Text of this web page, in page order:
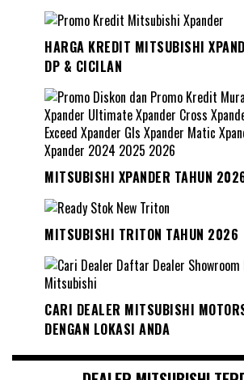
HARGA KREDIT MITSUBISHI
DP & CICILAN
MITSUBISHI XPANDER TAHUN
MITSUBISHI TRITON TAHUN 2026
CARI DEALER MITSUBISHI
DENGAN LOKASI ANDA